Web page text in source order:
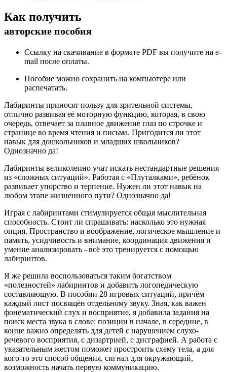
Как получить
авторские пособия
Ссылку на скачивание в формате PDF вы получите на e-
mail после оплаты.
Пособие можно сохранить на компьютере или
распечатать.
Лабиринты приносят пользу для зрительной системы,
отлично развивая её моторную функцию, которая, в свою
очередь, отвечает за плавное движение глаз по строчке и
странице во время чтения и письма. Пригодится ли этот
навык для дошкольников и младших школьников?
Однозначно да!
Лабиринты великолепно учат искать нестандартные решения
из «сложных ситуаций». Работая с «Плуталками», ребёнок
развивает упорство и терпение. Нужен ли этот навык на
любом этапе жизненного пути? Однозначно да!
Играя с лабиринтами стимулируется общая мыслительная
способность. Стоит ли спрашивать: насколько это нужная
опция. Пространство и воображение, логическое мышление и
память, усидчивость и внимание, координация движения и
умение анализировать - всё это тренируется с помощью
лабиринтов.
Я же решила воспользоваться таким богатством
«полезностей» лабиринтов и добавить логопедическую
составляющую. В пособии 28 игровых ситуаций, причём
каждый лист посвящён отдельному звуку. Зная, как важен
фонематический слух и восприятие, я добавила задания на
поиск места звука в слове: позиции в начале, в середине, в
конце важно определять для детей с нарушением слухо-
речевого восприятия, с дизартрией, с дисграфией. А работа с
указательным жестом поможет простроить схему тела, а для
кого-то это способ общения, сигнал для окружающий,
возможность начать первую коммуникацию.